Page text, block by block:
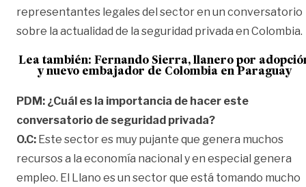
representantes legales del sector en un conversatorio
sobre la actualidad de la seguridad privada en Colombia.
Lea también: Fernando Sierra, llanero por
y nuevo embajador de Colombia en Paraguay
PDM: ¿Cuál es la importancia de hacer este
conversatorio de seguridad privada?
O.C: Este sector es muy pujante que genera muchos
recursos a la economía nacional y en especial genera
empleo. El Llano es un sector que está tomando mucho